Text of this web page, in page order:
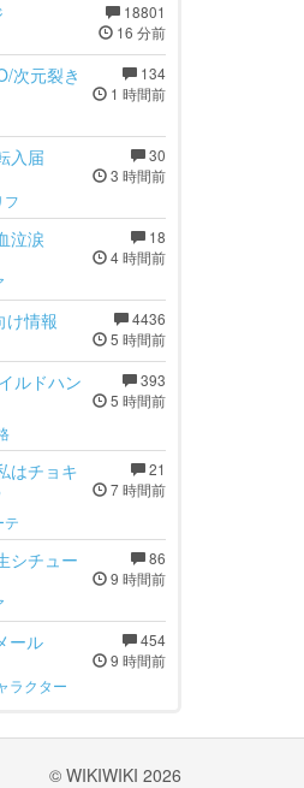
18801
16 分前
134
1 時間前
次元裂き
30
3 時間前
入届
フ
18
4 時間前
泣涙
4436
5 時間前
け情報
393
5 時間前
ルドハン
21
7 時間前
はチョキ
テ
86
9 時間前
シチュー
454
9 時間前
ール
ラクター
© WIKIWIKI 2026